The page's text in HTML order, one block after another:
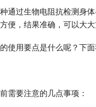
通过生物电阻抗检测身
便，结果准确，可以大
使用要点是什么呢？下面
需要注意的几点事项：